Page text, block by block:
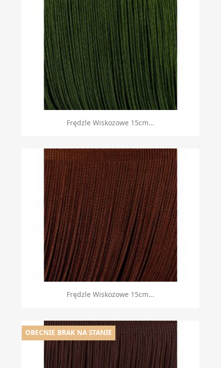
Frędzle Wiskozowe 15cm...
Frędzle Wiskozowe 15cm...
OBECNIE BRAK NA STANIE